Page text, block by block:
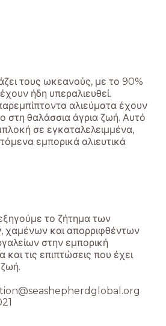
τους ωκεανούς, με το 90%
ήδη υπεραλιευθεί.
αλιεύματα έχουν
στη θαλάσσια άγρια ζωή. Αυτό
σε εγκαταλελειμμένα,
εμπορικά αλιευτικά
το ζήτημα των
χαμένων και απορριφθέντων
στην εμπορική
και τις επιπτώσεις που έχει